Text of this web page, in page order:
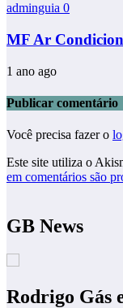
adminguia 0
MF Ar
1 ano ago
Publicar comentário
Você precisa fazer o
Este site utiliza o
em comentários são
GB News
Rodrigo Gás